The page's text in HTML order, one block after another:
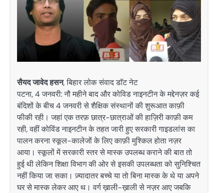
सैयद जावेद हसन, बिहार लोक संवाद डाॅट नेट
पटना, 4 जनवरी: नौ महीने बाद और कोविड नाइनटीन के मद्देनज़र कई
बंदिशों के बीच 4 जनवरी से शैक्षिक संस्थानों की शुरूआत काफ़ी
फीकी रही। जहां एक तरफ़ छात्र-छात्राओं की हाज़िरी काफ़ी कम
रही, वहीं कोविंड नाइनटीन के तहत जारी हुए सरकारी गाइडलांस का
पालन करना स्कूल-कालेजों के लिए काफ़ी मुश्किल होता नज़र
आया। स्कूलों में सरकारी स्तर से मास्क उपलब्ध कराने की बात तो
हुई थी लेकिन शिक्षा विभाग की ओर से इसकी उपलब्धता को सुनिश्चित
नहीं किया जा सका। ज़्यादातर बच्चे या तो बिना मास्क के थे या अपने
घर से मास्क लेकर आए थ। वर्ग ख़ाली-ख़ाली से नज़र आए जबकि